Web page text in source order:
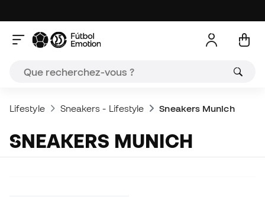
Lifestyle Sneakers - Lifestyle Sneakers Munich
SNEAKERS MUNICH